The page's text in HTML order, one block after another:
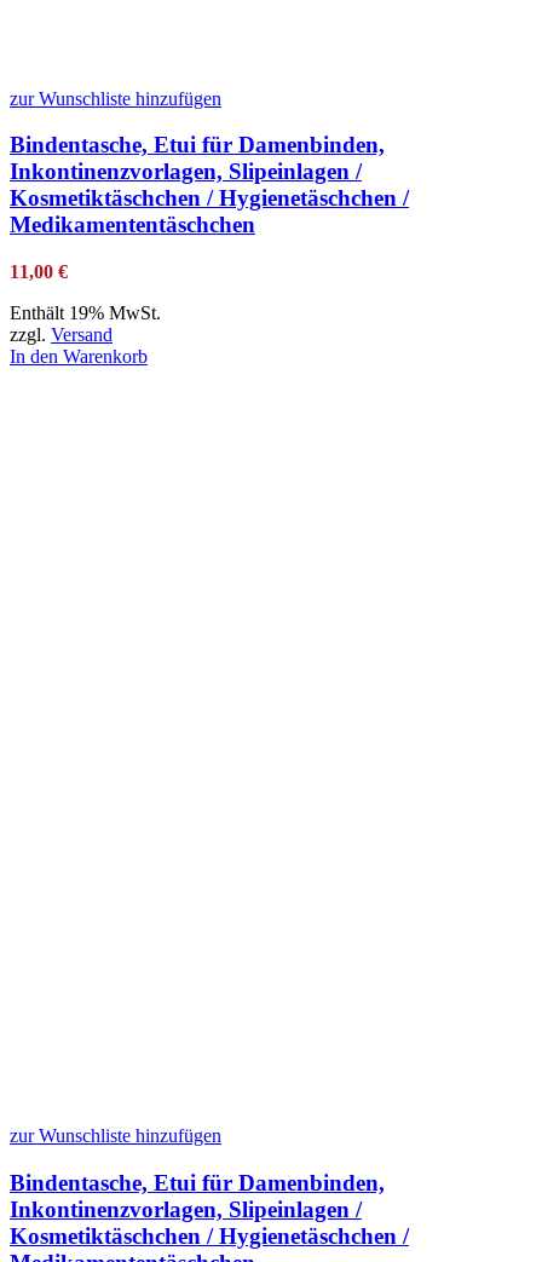
zur Wunschliste hinzufügen
Bindentasche, Etui für Damenbinden,
Inkontinenzvorlagen, Slipeinlagen /
Kosmetiktäschchen / Hygienetäschchen /
Medikamententäschchen
11,00 €
Enthält 19% MwSt.
zzgl. Versand
In den Warenkorb
zur Wunschliste hinzufügen
Bindentasche, Etui für Damenbinden,
Inkontinenzvorlagen, Slipeinlagen /
Kosmetiktäschchen / Hygienetäschchen /